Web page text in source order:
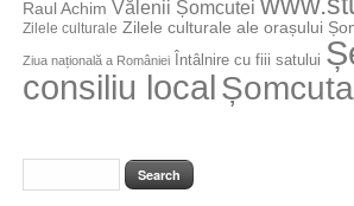
Raul Achim Vălenii Șomcutei
Zilele culturale Zilele culturale ale orașului
Ziua națională a României Întâlnire cu fiii satului
consiliu local